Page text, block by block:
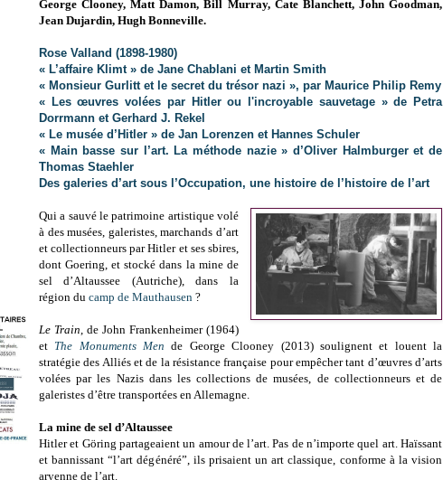
George Clooney, Matt Damon, Bill Murray, Cate Blanchett, John Goodman,
Jean Dujardin, Hugh Bonneville.
Rose Valland (1898-1980)
« L’affaire Klimt » de Jane Chablani et Martin Smith
« Monsieur Gurlitt et le secret du trésor nazi », par Maurice Philip Remy
« Les œuvres volées par Hitler ou l'incroyable sauvetage » de Petra
Dorrmann et Gerhard J. Rekel
« Le musée d’Hitler » de Jan Lorenzen et Hannes Schuler
« Main basse sur l’art. La méthode nazie » d’Oliver Halmburger et de
Thomas Staehler
Des galeries d’art sous l’Occupation, une histoire de l’histoire de l’art
Qui a sauvé le patrimoine artistique volé
à des musées, galeristes, marchands d’art
et collectionneurs par Hitler et ses sbires,
dont Goering, et stocké dans la mine de
sel d’Altaussee (Autriche), dans la
région du camp de Mauthausen ?
Le Train, de John Frankenheimer (1964)
et The Monuments Men de George Clooney (2013) soulignent et louent la
stratégie des Alliés et de la résistance française pour empêcher tant d’œuvres d’arts
volées par les Nazis dans les collections de musées, de collectionneurs et de
galeristes d’être transportées en Allemagne.
La mine de sel d’Altaussee
Hitler et Göring partageaient un amour de l’art. Pas de n’importe quel art. Haïssant
et bannissant “l’art dégénéré”, ils prisaient un art classique, conforme à la vision
aryenne de l’art.